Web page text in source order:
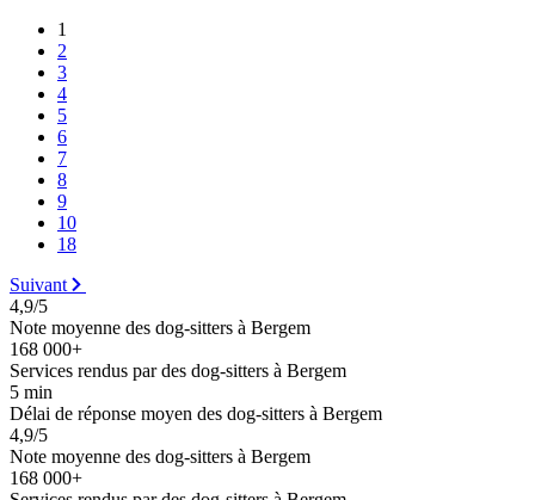
1
2
3
4
5
6
7
8
9
10
18
Suivant
4,9/5
Note moyenne des dog-sitters à Bergem
168 000+
Services rendus par des dog-sitters à Bergem
5 min
Délai de réponse moyen des dog-sitters à Bergem
4,9/5
Note moyenne des dog-sitters à Bergem
168 000+